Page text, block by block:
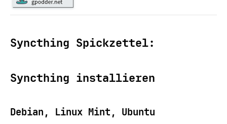
Syncthing Spickzettel:
Syncthing installieren
Debian, Linux Mint, Ubuntu